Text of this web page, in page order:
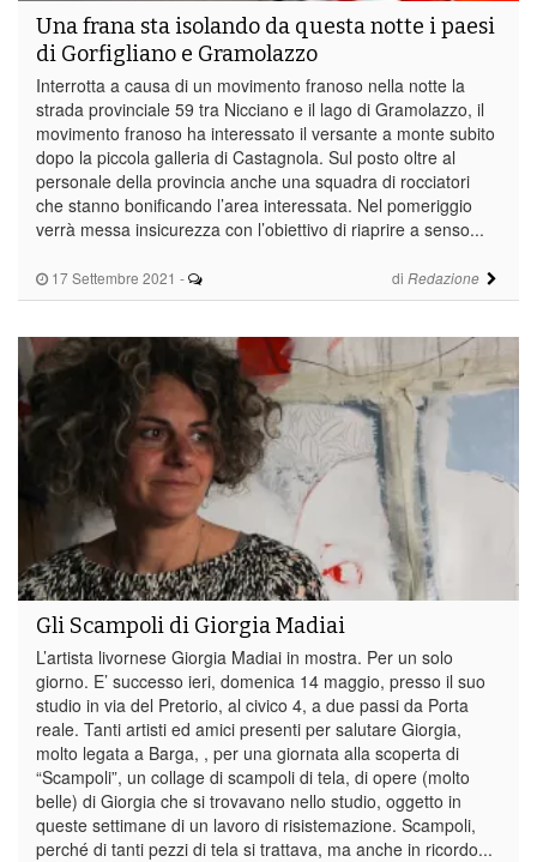
17 Settembre 2021 - di Redazione
Una frana sta isolando da questa notte i paesi
di Gorfigliano e Gramolazzo
Interrotta a causa di un movimento franoso nella notte la
strada provinciale 59 tra Nicciano e il lago di Gramolazzo, il
movimento franoso ha interessato il versante a monte subito
dopo la piccola galleria di Castagnola. Sul posto oltre al
personale della provincia anche una squadra di rocciatori
che stanno bonificando l’area interessata. Nel pomeriggio
verrà messa insicurezza con l’obiettivo di riaprire a senso...
Gli Scampoli di Giorgia Madiai
L’artista livornese Giorgia Madiai in mostra. Per un solo
giorno. E’ successo ieri, domenica 14 maggio, presso il suo
studio in via del Pretorio, al civico 4, a due passi da Porta
reale. Tanti artisti ed amici presenti per salutare Giorgia,
molto legata a Barga, , per una giornata alla scoperta di
“Scampoli”, un collage di scampoli di tela, di opere (molto
belle) di Giorgia che si trovavano nello studio, oggetto in
queste settimane di un lavoro di risistemazione. Scampoli,
perché di tanti pezzi di tela si trattava, ma anche in ricordo...